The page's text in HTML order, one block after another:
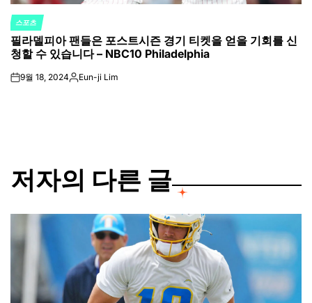
POSTED
IN
스포츠
필라델피아 팬들은 포스트시즌 경기 티켓을 얻을 기회를 신
청할 수 있습니다 – NBC10 Philadelphia
on9월 18, 2024Posted
Eun-ji Lim
저자의 다른 글